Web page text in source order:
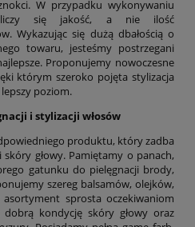
W przypadku wykonywaniu
liczy się jakość, a nie ilość
Wykazując się dużą dbałością o
towaru, jesteśmy postrzegani
Proponujemy nowoczesne
którym szeroko pojęta stylizacja
poziom.
i stylizacji włosów
produktu, który zadba
skóry głowy. Pamiętamy o panach,
gatunku do pielęgnacji brody,
szereg balsamów, olejków,
sprosta oczekiwaniom
kondycję skóry głowy oraz